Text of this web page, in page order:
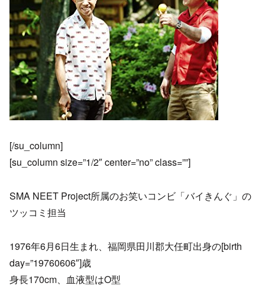
[/su_column]
[su_column size=”1/2″ center=”no” class=””]
SMA NEET Project所属のお笑いコンビ「バイきんぐ」の
ツッコミ担当
1976年6月6日生まれ、福岡県田川郡大任町出身の[birth
day=”19760606″]歳
身長170cm、血液型はO型